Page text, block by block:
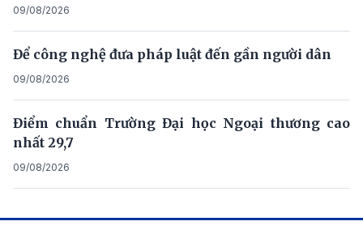
09/08/2026
Để công nghệ đưa pháp luật đến gần người dân
09/08/2026
Điểm chuẩn Trường Đại học Ngoại thương cao
nhất 29,7
09/08/2026